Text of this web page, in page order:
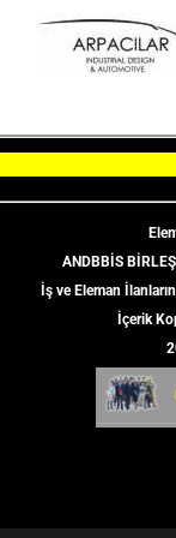
ANDBBİS
İş ve Eleman
İçerik